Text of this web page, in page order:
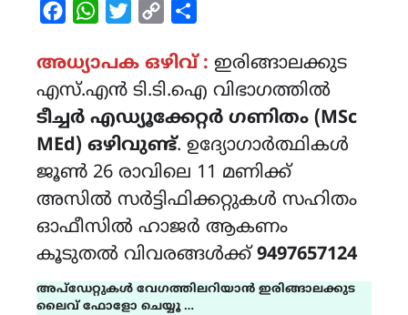
FacebookWhatsAppTwitterCopy
അധ്യാപക ഒഴിവ് : ഇരിങ്ങാലക്കുട
എസ്.എൻ ടി.ടി.ഐ വിഭാഗത്തിൽ
ടീച്ചർ എഡ്യൂക്കേറ്റർ ഗണിതം (MSc
MEd) ഒഴിവുണ്ട്. ഉദ്യോഗാർത്ഥികൾ
ജൂൺ 26 രാവിലെ 11 മണിക്ക്
അസിൽ സർട്ടിഫിക്കറ്റുകൾ സഹിതം
ഓഫീസിൽ ഹാജർ ആകണം
കൂടുതൽ വിവരങ്ങൾക്ക് 9497657124
അപ്ഡേറ്റുകൾ വേഗത്തിലറിയാൻ ഇരിങ്ങാലക്കുട
ലൈവ് ഫോളോ ചെയ്യൂ …